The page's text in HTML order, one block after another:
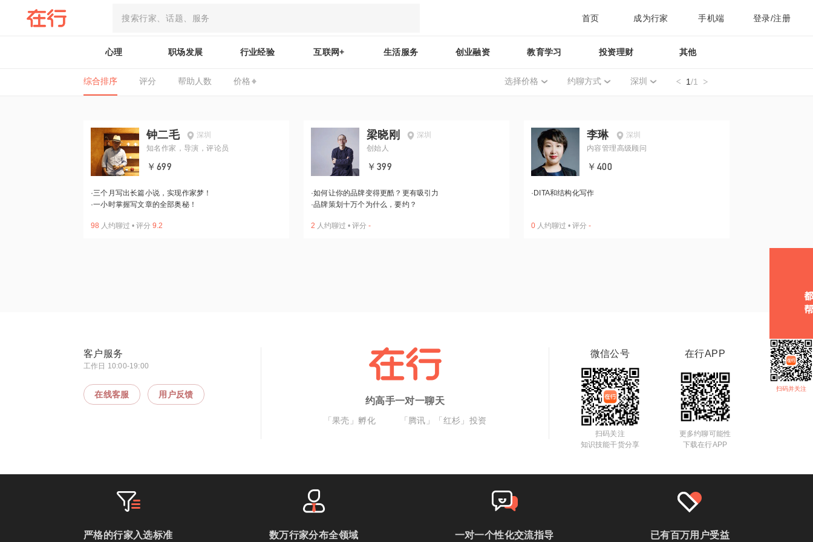
首页 成为行家 手机端 登录/注册
心理 职场发展 行业经验 互联网+ 生活服务 创业融资 教育学习 投资理财 其他
综合排序 评分 帮助人数 价格 选择价格 约聊方式 深圳 1/1
钟二毛
深圳
知名作家，导演，评论员
￥699
·三个月写出长篇小说，实现作家梦！
·一小时掌握写文章的全部奥秘！
98 人约聊过 • 评分 9.2
梁晓刚
深圳
创始人
￥399
·如何让你的品牌变得更酷？更有吸引力
·品牌策划十万个为什么，要约？
2 人约聊过 • 评分 -
李琳
深圳
内容管理高级顾问
￥400
· DITA和结构化写作
0 人约聊过 • 评分 -
扫码并关注
客户服务
工作日 10:00-19:00
在线客服 用户反馈
约高手一对一聊天
「果壳」孵化 「腾讯」「红杉」投资
微信公号
扫码关注
知识技能干货分享
在行APP
更多约聊可能性
下载在行APP
严格的行家入选标准 数万行家分布全领域 一对一个性化交流指导 已有百万用户受益